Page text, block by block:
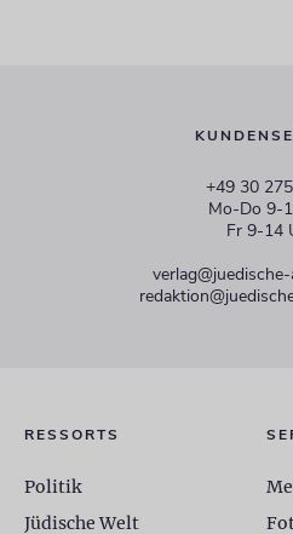
+49 30
Mo-Do 9-
Fr 9-14
RESSORTS
Politik
Jüdische Welt